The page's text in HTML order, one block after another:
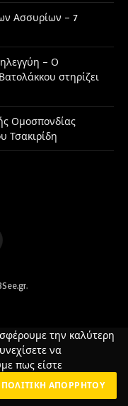
Ασσυρίων – 7
– Ο
στηρίζει
Ομοσπονδίας
Τσακιρίδη
.
την καλύτερη
να
πως είστε
ΠΟΛΙΤΙΚΉ ΑΠΟΡΡΉΤΟΥ